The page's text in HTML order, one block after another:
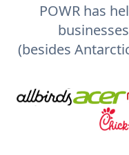
POWR has
(besides